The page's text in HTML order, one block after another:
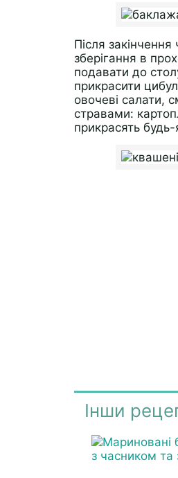
Після
зберігання в
подавати до
прикрасити
овочеві салати,
стравами:
прикрасять будь-
Інши